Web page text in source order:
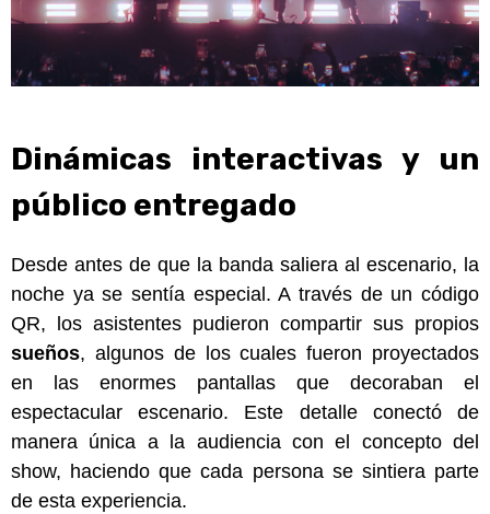
Dinámicas interactivas y un
público entregado
Desde antes de que la banda saliera al escenario, la
noche ya se sentía especial. A través de un código
QR, los asistentes pudieron compartir sus propios
sueños, algunos de los cuales fueron proyectados
en las enormes pantallas que decoraban el
espectacular escenario. Este detalle conectó de
manera única a la audiencia con el concepto del
show, haciendo que cada persona se sintiera parte
de esta experiencia.